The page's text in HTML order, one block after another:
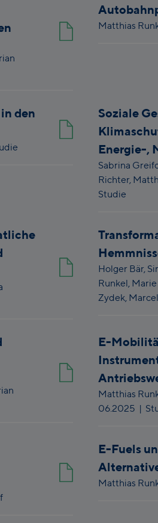
Matthias
den
Soziale
Energie-,
Sabrina
Richter,
Studie
Holger Bär,
Runkel,
Zydek,
E-
Matthias
06.2025 |
E-Fuels
Matthias